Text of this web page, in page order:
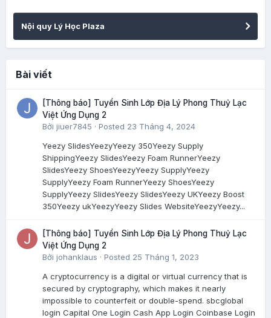
Nội quy Lý Học Plaza
Bài viết
[Thông báo] Tuyển Sinh Lớp Địa Lý Phong Thuỷ Lạc
Việt Ứng Dụng 2
Bởi jiuer7845 · Posted 23 Tháng 4, 2024
Yeezy SlidesYeezyYeezy 350Yeezy Supply
ShippingYeezy SlidesYeezy Foam RunnerYeezy
SlidesYeezy ShoesYeezyYeezy SupplyYeezy
SupplyYeezy Foam RunnerYeezy ShoesYeezy
SupplyYeezy SlidesYeezy SlidesYeezy UKYeezy Boost
350Yeezy ukYeezyYeezy Slides WebsiteYeezyYeezy...
[Thông báo] Tuyển Sinh Lớp Địa Lý Phong Thuỷ Lạc
Việt Ứng Dụng 2
Bởi johanklaus · Posted 25 Tháng 1, 2023
A cryptocurrency is a digital or virtual currency that is
secured by cryptography, which makes it nearly
impossible to counterfeit or double-spend. sbcglobal
login Capital One Login Cash App Login Coinbase Login